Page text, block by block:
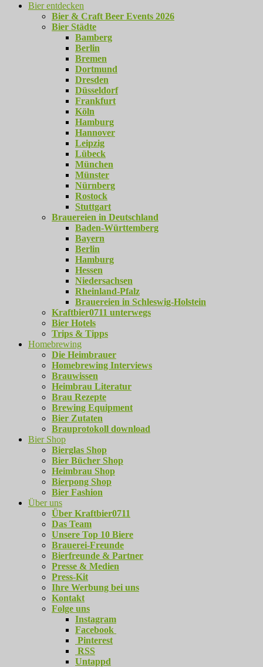
Bier entdecken
Bier & Craft Beer Events 2026
Bier Städte
Bamberg
Berlin
Bremen
Dortmund
Dresden
Düsseldorf
Frankfurt
Köln
Hamburg
Hannover
Leipzig
Lübeck
München
Münster
Nürnberg
Rostock
Stuttgart
Brauereien in Deutschland
Baden-Württemberg
Bayern
Berlin
Hamburg
Hessen
Niedersachsen
Rheinland-Pfalz
Brauereien in Schleswig-Holstein
Kraftbier0711 unterwegs
Bier Hotels
Trips & Tipps
Homebrewing
Die Heimbrauer
Homebrewing Interviews
Brauwissen
Heimbrau Literatur
Brau Rezepte
Brewing Equipment
Bier Zutaten
Brauprotokoll download
Bier Shop
Bierglas Shop
Bier Bücher Shop
Heimbrau Shop
Bierpong Shop
Bier Fashion
Über uns
Über Kraftbier0711
Das Team
Unsere Top 10 Biere
Brauerei-Freunde
Bierfreunde & Partner
Presse & Medien
Press-Kit
Ihre Werbung bei uns
Kontakt
Folge uns
Instagram
Facebook
Pinterest
RSS
Untappd